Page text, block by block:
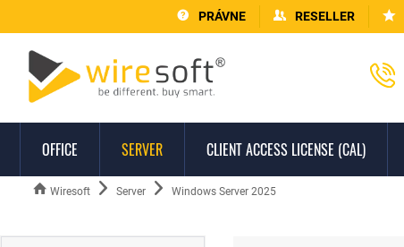
PRÁVNE RESELLER
OFFICE SERVER CLIENT ACCESS LICENSE (CAL)
Wiresoft Server Windows Server 2025